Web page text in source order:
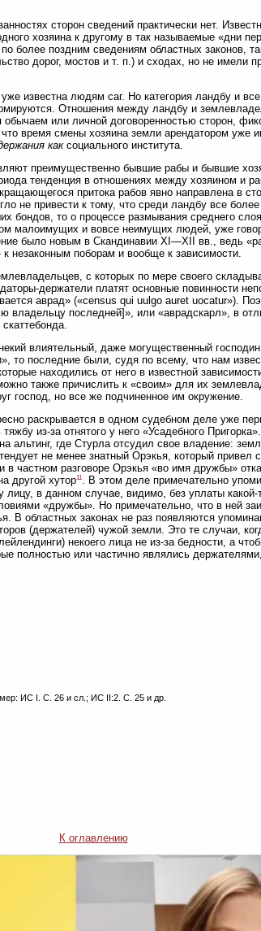
сторон сведений практически нет.
хозяина к другому в так называемые «дни
более поздним сведениям областных законов,
дорог, мостов и т. п.) и сходах, но не имели
известна людям саг. Но категория ландбу и
Отношения между ландбу и
или личной договоренностью сторон,
время смены хозяина земли арендатором уже
каксоциального института.
преимущественно бывшие рабы и бывшие
тенденция в отношениях между хозяином и
притока рабов явно направлена в
не привести к тому, что среди ландбу все
бондов, то о процессе размывания среднего
малоимущих и вовсе неимущих людей, уже
было новым в Скандинавии XI—XII вв., ведь
незаконным поборам и вообще к зависимости.
с которых по мере своего
держатели платят основные повинности
аврад» («census qui uulgo auret uocatur»).
последней]», или «аврадскарл», в
влиятельный, даже могущественный
то последние были, судя по всему, что нам
находились от него в известной
также причислить к «своим» для их
господ, но все же подчиненное им окружение.
раскрывается в одном судебном деле уже
из-за отнятого у него «Усадебного
альтинг, где Стурла отсудил свое владение:
не менее знатный Орэкья, который привел
частном разговоре Орэкья «во имя дружбы»
другой хутор11. В этом деле примечательно
лицу, в данном случае, видимо, без уплаты
«дружбы». Но примечательно, что в ней
В областных законах не раз появляются
(держателей) чужой земли. Это те случаи,
некоего лица не из-за бедности, а
полностью или частично являлись
ИС I. С. 26 и сл.; ИС II:2. С. 25 и др.
К оглавлению